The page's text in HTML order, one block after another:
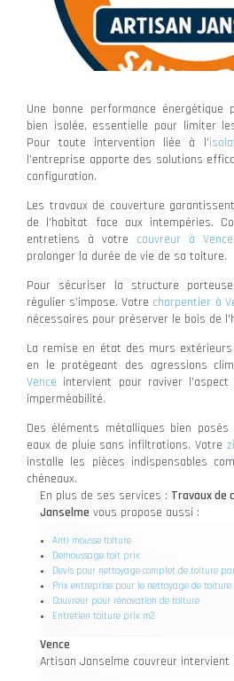
Une bonne performance énergétique
bien isolée, essentielle pour limiter
Pour toute intervention liée à l’
l’entreprise apporte des solutions
configuration.
Les travaux de couverture
de l'habitat face aux intempéries.
entretiens à votre couvreur à Vence
prolonger la durée de vie de sa toiture.
Pour sécuriser la structure
régulier s’impose. Votre charpentier à
nécessaires pour préserver le bois de
La remise en état des murs
en le protégeant des agressions
Vence intervient pour raviver
imperméabilité.
Des éléments métalliques bien posés
eaux de pluie sans infiltrations. Votre
installe les pièces indispensables
chéneaux.
En plus de ses services : Travaux de
Janselme vous propose aussi :
Anti mousse toiture
Demoussage toit prix
Devis pour nettoyage complet de toiture
Prix entreprise pour le nettoyage de toiture
Couvreur pour rénovation de toiture
Entretien toiture prix m2
Vence
Artisan Janselme couvreur intervient